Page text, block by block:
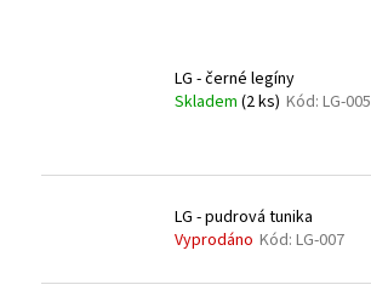
p
d
LG - černé legíny
Skladem (2 ks) Kód: LG-005
LG - pudrová tunika
Vyprodáno Kód: LG-007